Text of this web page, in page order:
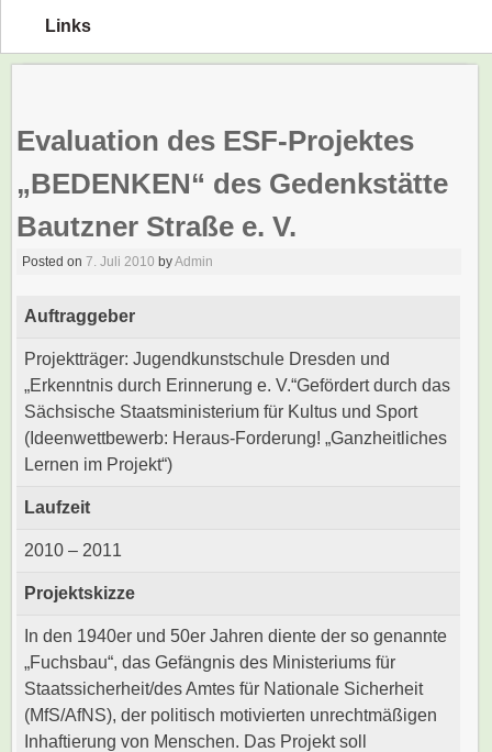
Links
Evaluation des ESF-Projektes
„BEDENKEN“ des Gedenkstätte
Bautzner Straße e. V.
Posted on7. Juli 2010 byAdmin
Auftraggeber
Projektträger: Jugendkunstschule Dresden und
„Erkenntnis durch Erinnerung e. V.“Gefördert durch das
Sächsische Staatsministerium für Kultus und Sport
(Ideenwettbewerb: Heraus-Forderung! „Ganzheitliches
Lernen im Projekt“)
Laufzeit
2010 – 2011
Projektskizze
In den 1940er und 50er Jahren diente der so genannte
„Fuchsbau“, das Gefängnis des Ministeriums für
Staatssicherheit/des Amtes für Nationale Sicherheit
(MfS/AfNS), der politisch motivierten unrechtmäßigen
Inhaftierung von Menschen. Das Projekt soll